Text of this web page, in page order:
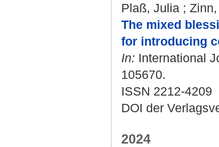
Plaß, Julia ;
The mixed
for introducing
In: International
105670.
ISSN 2212-4209
DOI der
2024